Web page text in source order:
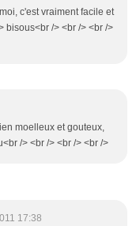
c'est vraiment facile et
bisous<br /> <br /> <br />
moelleux et gouteux,
/> <br /> <br /> <br />
17:38